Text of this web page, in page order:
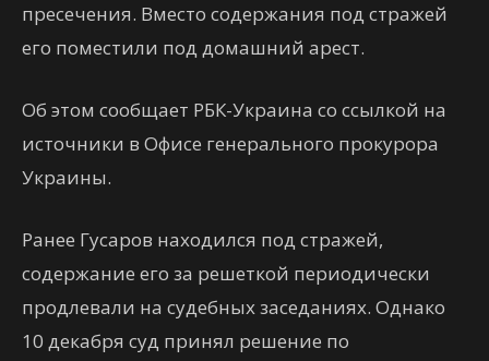
пресечения. Вместо содержания под стражей
его поместили под домашний арест.
Об этом сообщает РБК-Украина со ссылкой на
источники в Офисе генерального прокурора
Украины.
Ранее Гусаров находился под стражей,
содержание его за решеткой периодически
продлевали на судебных заседаниях. Однако
10 декабря суд принял решение по